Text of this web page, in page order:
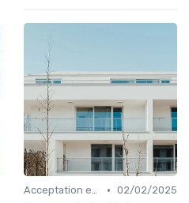
Acceptation et finalisation • 02/02/2025